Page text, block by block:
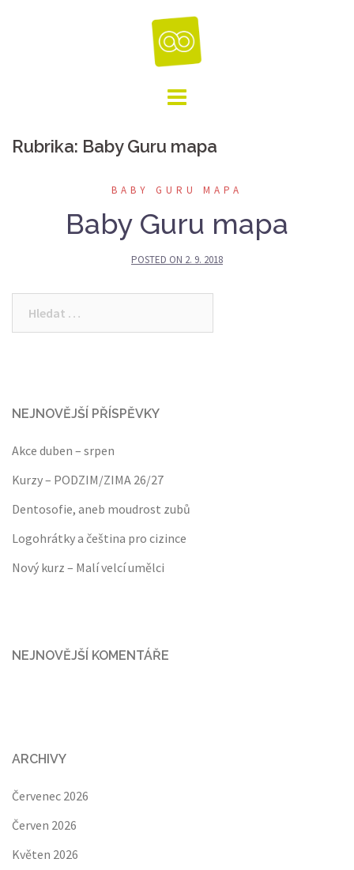
Rubrika: Baby Guru mapa
BABY GURU MAPA
Baby Guru mapa
POSTED ON 2. 9. 2018
NEJNOVĚJŠÍ PŘÍSPĚVKY
Akce duben – srpen
Kurzy – PODZIM/ZIMA 26/27
Dentosofie, aneb moudrost zubů
Logohrátky a čeština pro cizince
Nový kurz – Malí velcí umělci
NEJNOVĚJŠÍ KOMENTÁŘE
ARCHIVY
Červenec 2026
Červen 2026
Květen 2026